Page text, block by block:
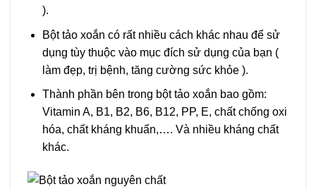
).
Bột tảo xoắn có rất nhiều cách khác nhau để sử
dụng tùy thuộc vào mục đích sử dụng của bạn (
làm đẹp, trị bệnh, tăng cường sức khỏe ).
Thành phần bên trong bột tảo xoắn bao gồm:
Vitamin A, B1, B2, B6, B12, PP, E, chất chống oxi
hóa, chất kháng khuẩn,…. Và nhiều kháng chất
khác.